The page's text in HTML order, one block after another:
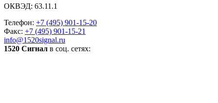
ОКВЭД: 63.11.1
Телефон: +7 (495) 901-15-20
Факс: +7 (495) 901-15-21
info@1520signal.ru
1520 Сигнал в соц. сетях: